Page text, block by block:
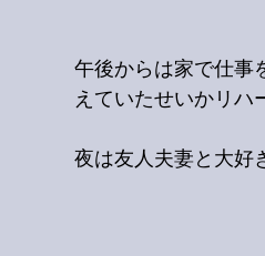
午後からは家で仕事
えていたせいかリハ
夜は友人夫妻と大好